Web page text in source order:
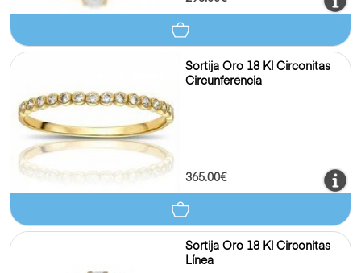
Sortija Oro 18 Kl Circonitas
Circunferencia
365.00€
Sortija Oro 18 Kl Circonitas
Línea